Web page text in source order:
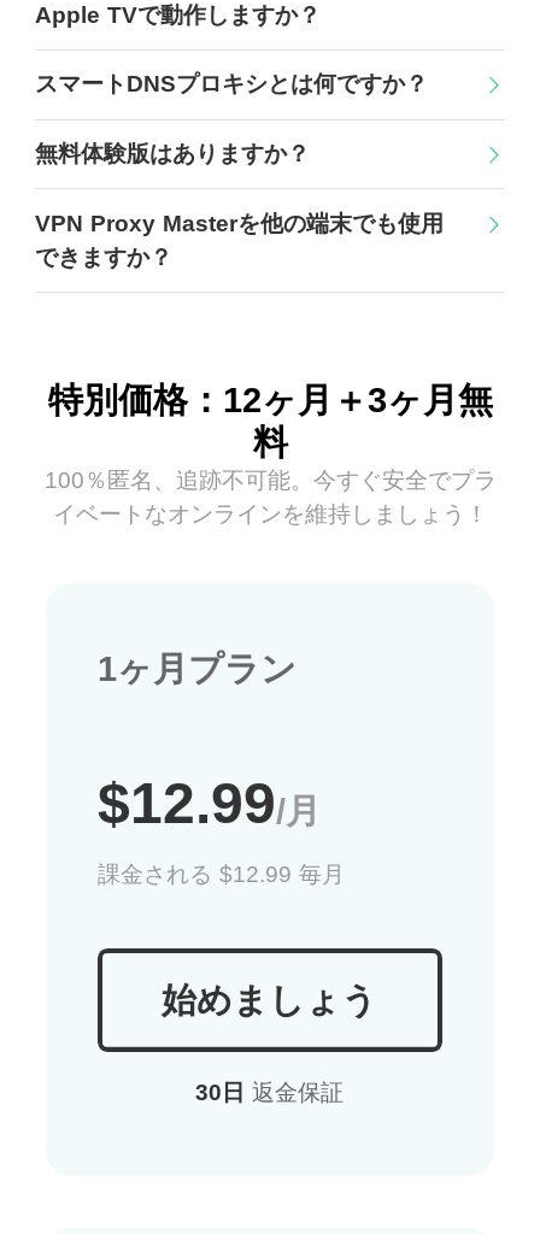
Apple TVで動作しますか？
スマートDNSプロキシとは何ですか？
無料体験版はありますか？
VPN Proxy Masterを他の端末でも使用
できますか？
特別価格：12ヶ月＋3ヶ月無
料
100％匿名、追跡不可能。今すぐ安全でプラ
イベートなオンラインを維持しましょう！
1ヶ月プラン
$12.99/月
課金される $12.99 毎月
始めましょう
30日 返金保証